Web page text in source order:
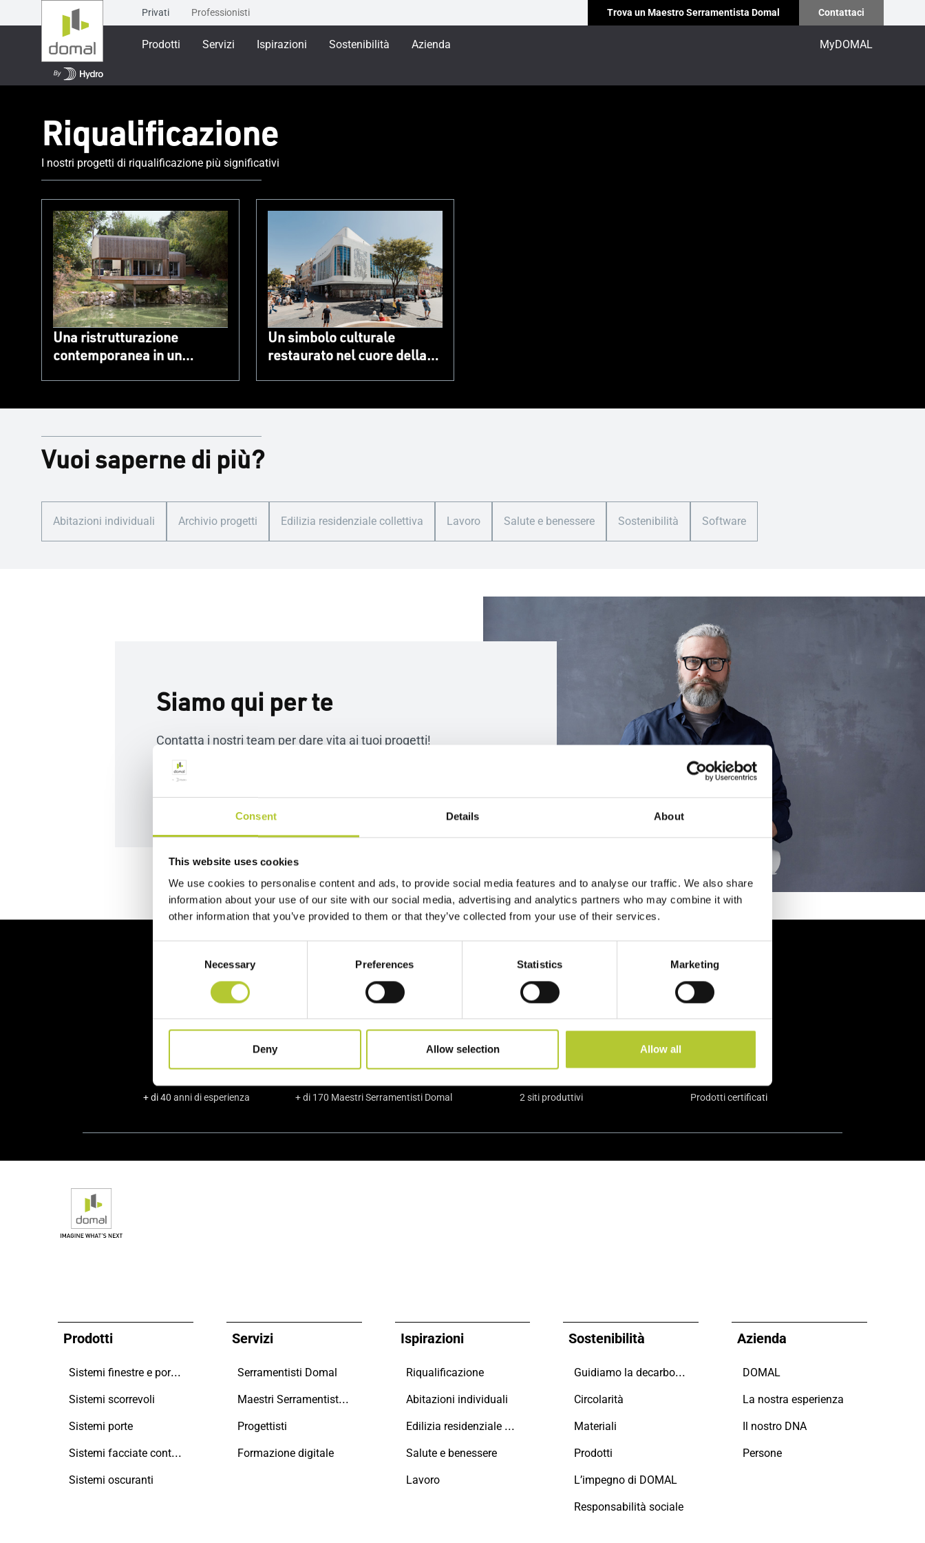
Consent Details About
This website uses cookies
We use cookies to personalise content and ads, to provide social media features and to analyse our traffic. We also share
information about your use of our site with our social media, advertising and analytics partners who may combine it with
other information that you’ve provided to them or that they’ve collected from your use of their services.
Necessary Preferences Statistics Marketing
Deny Allow selection Allow all
Privati Professionisti Trova un Maestro Serramentista Domal Contattaci
Prodotti Servizi Ispirazioni Sostenibilità Azienda MyDOMAL
Riqualificazione
I nostri progetti di riqualificazione più significativi
Una ristrutturazione
contemporanea in un
Un simbolo culturale
restaurato nel cuore della
Vuoi saperne di più?
Abitazioni individuali Archivio progetti Edilizia residenziale collettiva Lavoro Salute e benessere Sostenibilità Software
Siamo qui per te
Contatta i nostri team per dare vita ai tuoi progetti!
Contattaci
Al vostro fianco per i vostri progetti
+ di 40 anni di esperienza + di 170 Maestri Serramentisti Domal 2 siti produttivi Prodotti certificati
Prodotti
Sistemi finestre e portefinestre
Sistemi scorrevoli
Sistemi porte
Sistemi facciate continue
Sistemi oscuranti
Servizi
Serramentisti Domal
Maestri Serramentisti Domal
Progettisti
Formazione digitale
Ispirazioni
Riqualificazione
Abitazioni individuali
Edilizia residenziale collettiva
Salute e benessere
Lavoro
Sostenibilità
Guidiamo la decarbonizzazione
Circolarità
Materiali
Prodotti
L’impegno di DOMAL
Responsabilità sociale
Azienda
DOMAL
La nostra esperienza
Il nostro DNA
Persone